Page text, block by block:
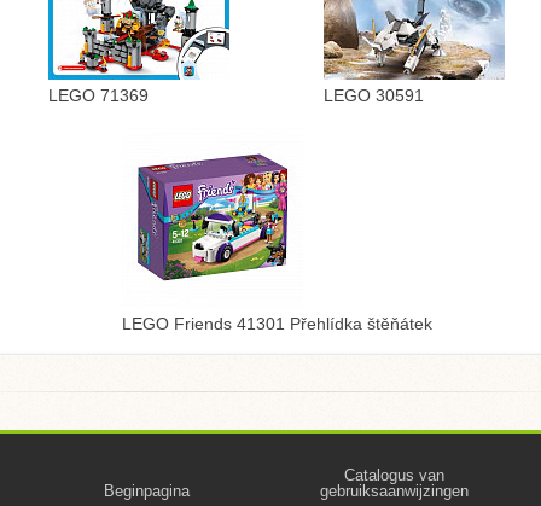
LEGO 71369 LEGO 30591
LEGO Friends 41301 Přehlídka štěňátek
Beginpagina
Catalogus van
gebruiksaanwijzingen